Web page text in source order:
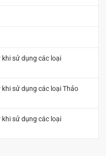
sử dụng các loại
sử dụng các loại Thảo
sử dụng các loại